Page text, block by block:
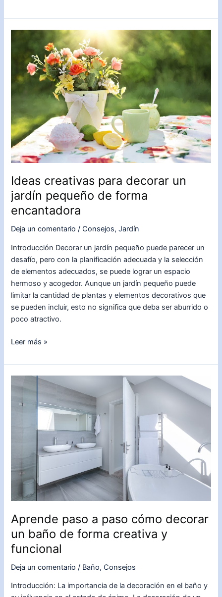
para
decorar
pasillo
largo
Ideas creativas para decorar un
jardín pequeño de forma
encantadora
Deja un comentario / Consejos,Jardín
Introducción Decorar un jardín pequeño puede parecer un
desafío, pero con la planificación adecuada y la selección
de elementos adecuados, se puede lograr un espacio
hermoso y acogedor. Aunque un jardín pequeño puede
limitar la cantidad de plantas y elementos decorativos que
se pueden incluir, esto no significa que deba ser aburrido o
poco atractivo.
Ideas
para
decorar
jardín
encantadora
Leer más »
Aprende paso a paso cómo decorar
un baño de forma creativa y
funcional
Deja un comentario / Baño, Consejos
Introducción: La importancia de la decoración en el baño y